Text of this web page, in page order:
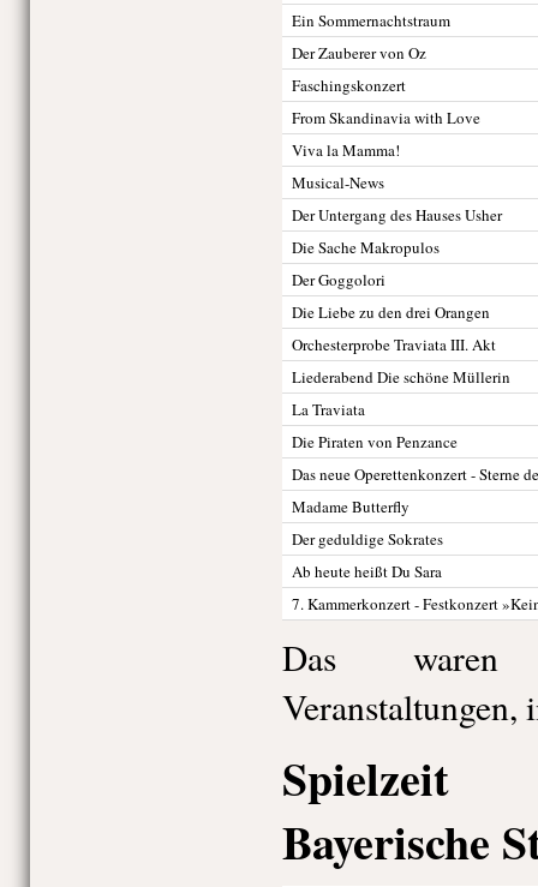
Ein Sommernachtstraum
Der Zauberer von Oz
Faschingskonzert
From Skandinavia with Love
Viva la Mamma!
Musical-News
Der Untergang des Hauses Usher
Die Sache Makropulos
Der Goggolori
Die Liebe zu den drei Orangen
Orchesterprobe Traviata III. Akt
Liederabend Die schöne Müllerin
La Traviata
Die Piraten von Penzance
Das neue Operettenkonzert - Sterne
Madame Butterfly
Der geduldige Sokrates
Ab heute heißt Du Sara
7. Kammerkonzert - Festkonzert
Das waren
Veranstaltungen,
Bayerische